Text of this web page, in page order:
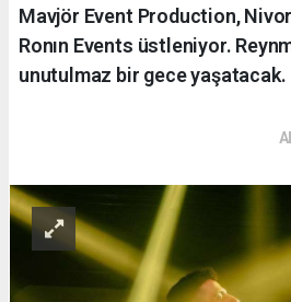
Mavjör Event Production,
Ronın Events üstleniyor.
unutulmaz bir gece yaşatacak.